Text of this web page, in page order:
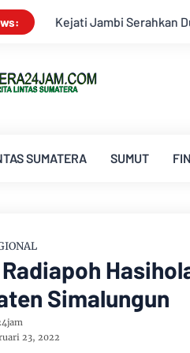
Korupsi Pengadaan Tanah
SUMATERA SUMUT
Simalungun
23, 2022